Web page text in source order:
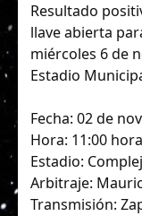
Resultado
llave abierta
miércoles 6 de
Estadio
Fecha: 02 de
Hora: 11:00
Estadio:
Arbitraje:
Transmisión: